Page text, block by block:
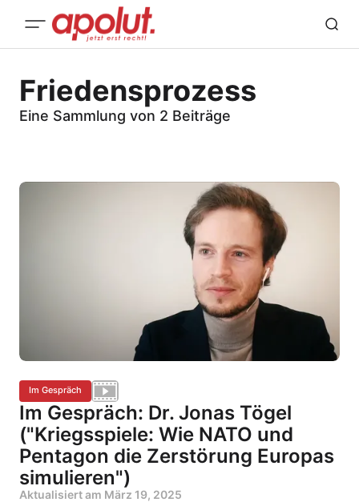
Friedensprozess
Eine Sammlung von 2 Beiträge
Im Gespräch
Im Gespräch: Dr. Jonas Tögel
("Kriegsspiele: Wie NATO und
Pentagon die Zerstörung Europas
simulieren")
Aktualisiert am März 19, 2025